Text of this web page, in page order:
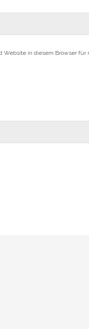
Website in diesem Browser für